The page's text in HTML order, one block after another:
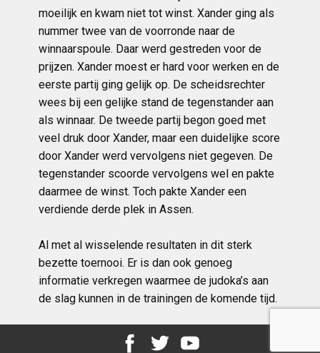
moeilijk en kwam niet tot winst. Xander ging als
nummer twee van de voorronde naar de
winnaarspoule. Daar werd gestreden voor de
prijzen. Xander moest er hard voor werken en de
eerste partij ging gelijk op. De scheidsrechter
wees bij een gelijke stand de tegenstander aan
als winnaar. De tweede partij begon goed met
veel druk door Xander, maar een duidelijke score
door Xander werd vervolgens niet gegeven. De
tegenstander scoorde vervolgens wel en pakte
daarmee de winst. Toch pakte Xander een
verdiende derde plek in Assen.
Al met al wisselende resultaten in dit sterk
bezette toernooi. Er is dan ook genoeg
informatie verkregen waarmee de judoka’s aan
de slag kunnen in de trainingen de komende tijd.